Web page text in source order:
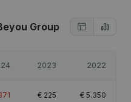
Group
2023 2022
€ 225 € 5.350